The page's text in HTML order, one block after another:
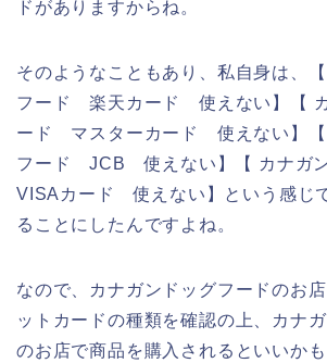
ドがありますからね。
そのようなこともあり、私自身は、
フード 楽天カード 使えない】【
ード マスターカード 使えない】【
フード JCB 使えない】【 カナガ
VISAカード 使えない】という感じ
ることにしたんですよね。
なので、カナガンドッグフードのお
ットカードの種類を確認の上、カナ
のお店で商品を購入されるといいかも